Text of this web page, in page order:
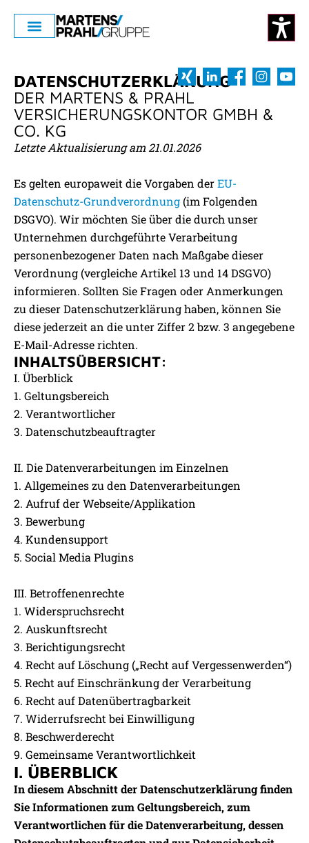
DATENSCHUTZERKLÄRUNG
DER MARTENS & PRAHL
VERSICHERUNGSKONTOR GMBH &
CO. KG
Letzte Aktualisierung am 21.01.2026
Es gelten europaweit die Vorgaben derEU-
Datenschutz-Grundverordnung(im Folgenden
DSGVO). Wir möchten Sie über die durch unser
Unternehmen durchgeführte Verarbeitung
personenbezogener Daten nach Maßgabe dieser
Verordnung (vergleiche Artikel 13 und 14 DSGVO)
informieren. Sollten Sie Fragen oder Anmerkungen
zu dieser Datenschutzerklärung haben, können Sie
diese jederzeit an die unter Ziffer 2 bzw. 3 angegebene
E-Mail-Adresse richten.
INHALTSÜBERSICHT:
I. Überblick
1. Geltungsbereich
2. Verantwortlicher
3. Datenschutzbeauftragter
II. Die Datenverarbeitungen im Einzelnen
1. Allgemeines zu den Datenverarbeitungen
2. Aufruf der Webseite/Applikation
3. Bewerbung
4. Kundensupport
5. Social Media Plugins
III. Betroffenenrechte
1. Widerspruchsrecht
2. Auskunftsrecht
3. Berichtigungsrecht
4. Recht auf Löschung („Recht auf Vergessenwerden“)
5. Recht auf Einschränkung der Verarbeitung
6. Recht auf Datenübertragbarkeit
7. Widerrufsrecht bei Einwilligung
8. Beschwerderecht
9. Gemeinsame Verantwortlichkeit
I. ÜBERBLICK
In diesem Abschnitt der Datenschutzerklärung finden
Sie Informationen zum Geltungsbereich, zum
Verantwortlichen für die Datenverarbeitung, dessen